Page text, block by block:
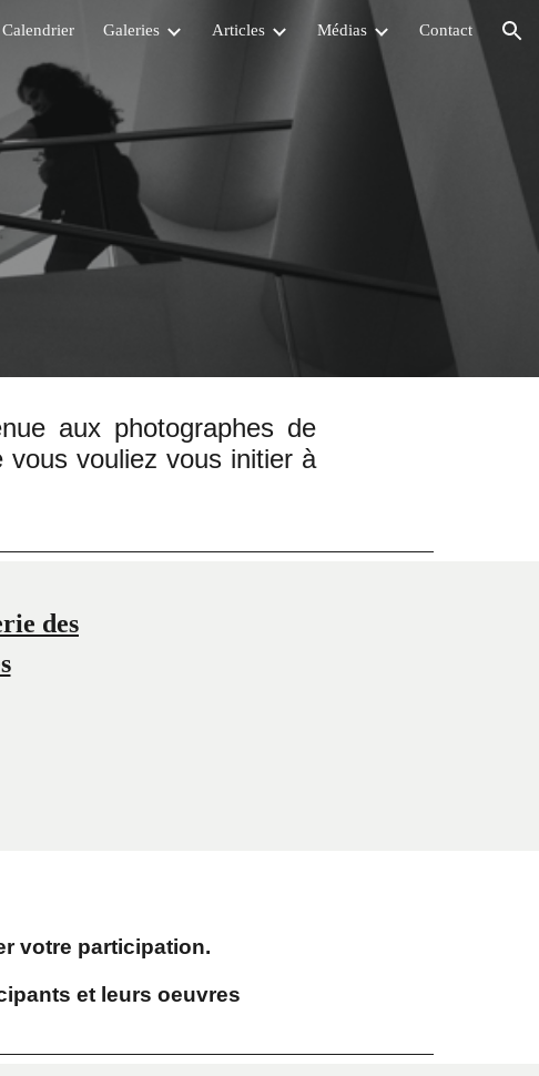
Calendrier Galeries Articles Médias Contact
aux photographes de
vouliez vous initier à
des
votre participation.
et leurs oeuvres